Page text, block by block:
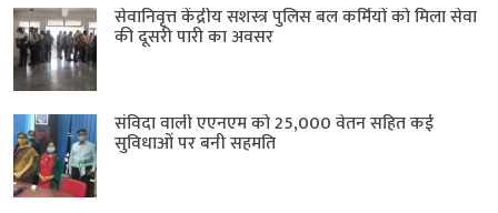
सेवानिवृत्त केंद्रीय सशस्त्र पुलिस बल ​कर्मियों को मिला सेवा
की दूसरी पारी का अवसर
संविदा वाली एएनएम को 25,000 वेतन सहित कई
सुविधाओं पर बनी सहमति